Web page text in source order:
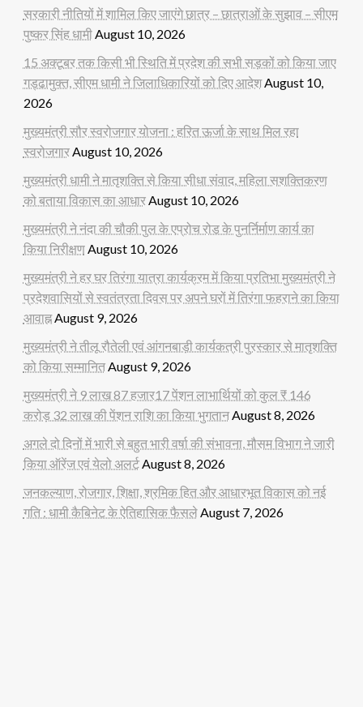
सरकारी नीतियों में शामिल किए जाएंगे छात्र – छात्राओं के सुझाव – सीएम
पुष्कर सिंह धामीAugust 10, 2026
15 अक्टूबर तक किसी भी स्थिति में प्रदेश की सभी सड़कों को किया जाए
गड्ढामुक्त, सीएम धामी ने जिलाधिकारियों को दिए आदेशAugust 10,
2026
मुख्यमंत्री सौर स्वरोजगार योजना : हरित ऊर्जा के साथ मिल रहा
स्वरोजगारAugust 10, 2026
मुख्यमंत्री धामी ने मातृशक्ति से किया सीधा संवाद, महिला सशक्तिकरण
को बताया विकास का आधारAugust 10, 2026
मुख्यमंत्री ने नंदा की चौकी पुल के एप्रोच रोड के पुनर्निर्माण कार्य का
किया निरीक्षणAugust 10, 2026
मुख्यमंत्री ने हर घर तिरंगा यात्रा कार्यक्रम में किया प्रतिभा मुख्यमंत्री ने
प्रदेशवासियों से स्वतंत्रता दिवस पर अपने घरों में तिरंगा फहराने का किया
आवाह्नAugust 9, 2026
मुख्यमंत्री ने तीलू रौतेली एवं आंगनबाड़ी कार्यकत्री पुरस्कार से मातृशक्ति
को किया सम्मानितAugust 9, 2026
मुख्यमंत्री ने 9 लाख 87 हजार17 पेंशन लाभार्थियों को कुल ₹ 146
करोड़ 32 लाख की पेंशन राशि का किया भुगतानAugust 8, 2026
अगले दो दिनों में भारी से बहुत भारी वर्षा की संभावना, मौसम विभाग ने जारी
किया ऑरेंज एवं येलो अलर्टAugust 8, 2026
जनकल्याण, रोजगार, शिक्षा, श्रमिक हित और आधारभूत विकास को नई
गति : धामी कैबिनेट के ऐतिहासिक फैसलेAugust 7, 2026